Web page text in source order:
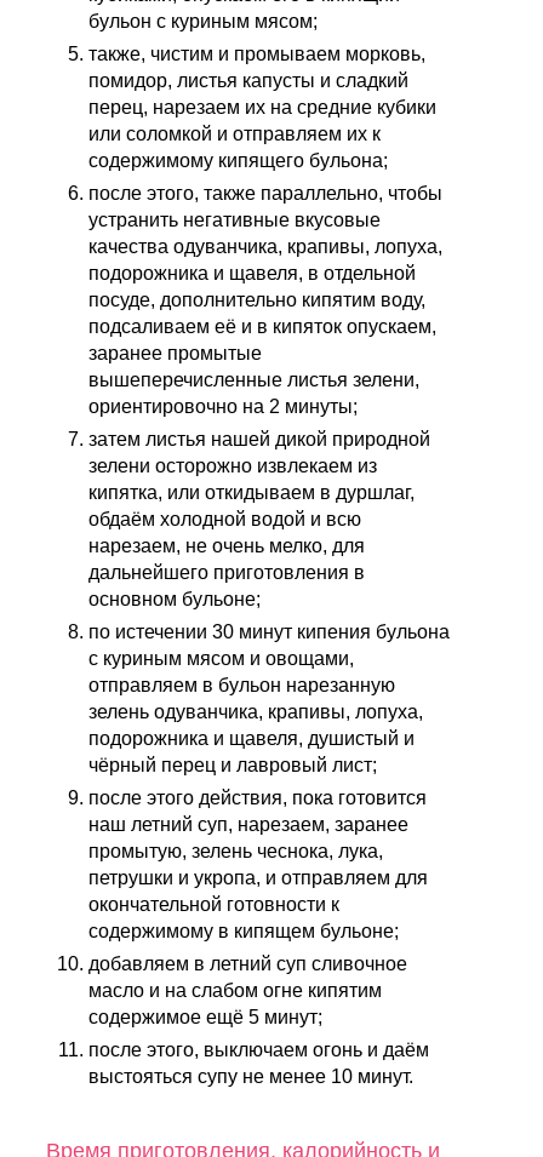
бульон с куриным мясом;
также, чистим и промываем морковь,
помидор, листья капусты и сладкий
перец, нарезаем их на средние кубики
или соломкой и отправляем их к
содержимому кипящего бульона;
после этого, также параллельно, чтобы
устранить негативные вкусовые
качества одуванчика, крапивы, лопуха,
подорожника и щавеля, в отдельной
посуде, дополнительно кипятим воду,
подсаливаем её и в кипяток опускаем,
заранее промытые
вышеперечисленные листья зелени,
ориентировочно на 2 минуты;
затем листья нашей дикой природной
зелени осторожно извлекаем из
кипятка, или откидываем в дуршлаг,
обдаём холодной водой и всю
нарезаем, не очень мелко, для
дальнейшего приготовления в
основном бульоне;
по истечении 30 минут кипения бульона
с куриным мясом и овощами,
отправляем в бульон нарезанную
зелень одуванчика, крапивы, лопуха,
подорожника и щавеля, душистый и
чёрный перец и лавровый лист;
после этого действия, пока готовится
наш летний суп, нарезаем, заранее
промытую, зелень чеснока, лука,
петрушки и укропа, и отправляем для
окончательной готовности к
содержимому в кипящем бульоне;
добавляем в летний суп сливочное
масло и на слабом огне кипятим
содержимое ещё 5 минут;
после этого, выключаем огонь и даём
выстояться супу не менее 10 минут.
Время приготовления, калорийность и